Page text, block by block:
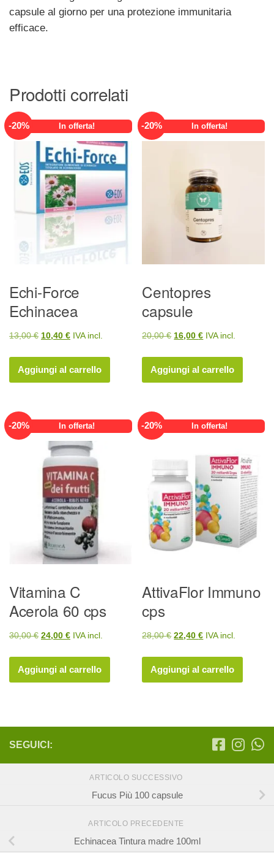
capsule al giorno per una protezione immunitaria
efficace.
Prodotti correlati
-20% In offerta!
Echi-Force
Echinacea
13,00€ Il
originale
era:
10,40 €Il
attuale
è:
IVA incl.
Aggiungi al carrello
-20% In offerta!
Centopres
capsule
20,00€ Il
originale
era:
16,00€Il
attuale
è:
IVA incl.
Aggiungi al carrello
-20% In offerta!
Vitamina C
Acerola 60 cps
30,00€ Il
originale
era:
24,00 €Il
attuale
è:
IVA incl.
Aggiungi al carrello
-20% In offerta!
AttivaFlor Immuno
cps
28,00€ Il
originale
era:
22,40€Il
attuale
è:
IVA incl.
Aggiungi al carrello
SEGUICI:
ARTICOLO SUCCESSIVO
Fucus Più 100 capsule
ARTICOLO PRECEDENTE
Echinacea Tintura madre 100ml